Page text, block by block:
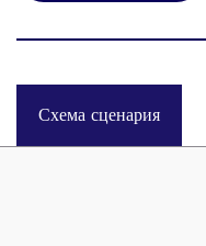
Схема сценария